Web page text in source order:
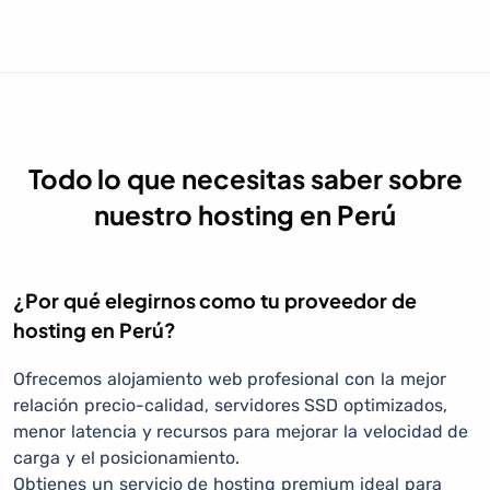
Todo lo que necesitas saber sobre
nuestro hosting en Perú
¿Por qué elegirnos como tu proveedor de
hosting en Perú?
Ofrecemos alojamiento web profesional con la mejor
relación precio-calidad, servidores SSD optimizados,
menor latencia y recursos para mejorar la velocidad de
carga y el posicionamiento.
Obtienes un servicio de hosting premium ideal para